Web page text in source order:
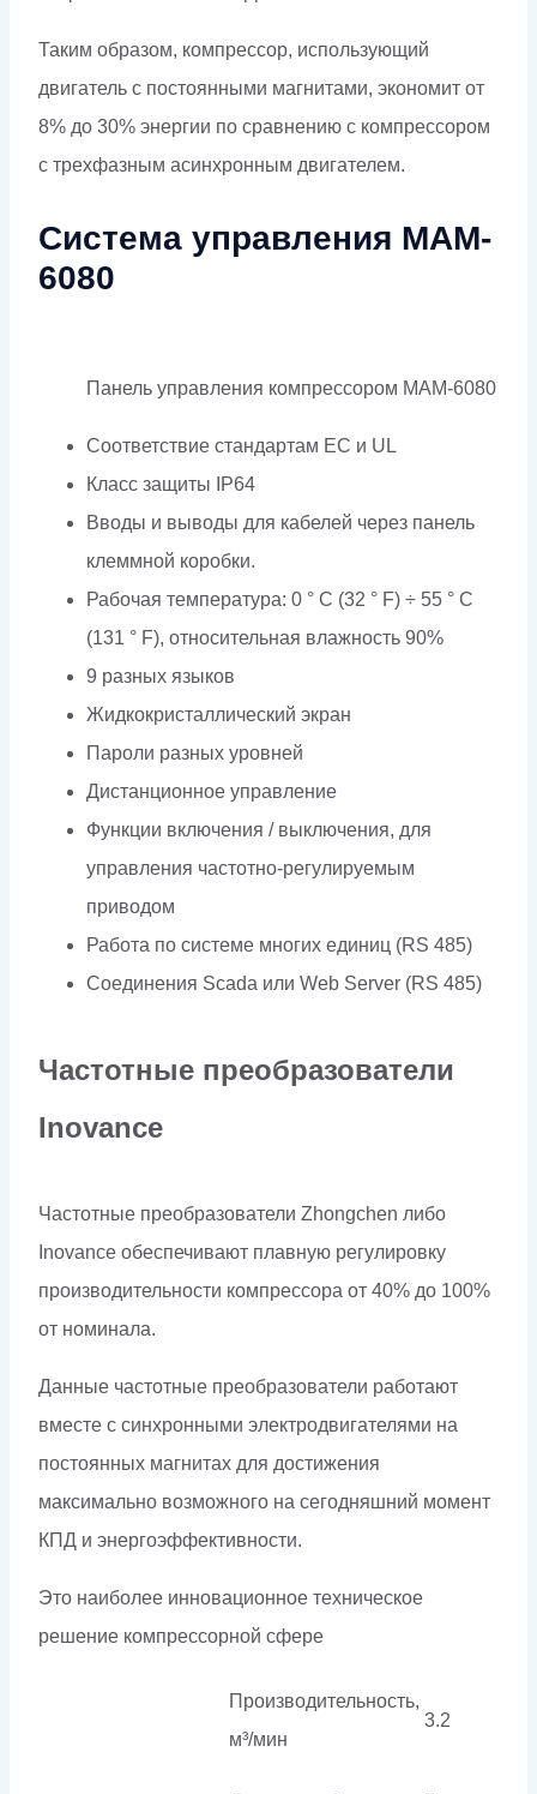
Таким образом, компрессор, использующий
двигатель с постоянными магнитами, экономит от
8% до 30% энергии по сравнению с компрессором
с трехфазным асинхронным двигателем.
Система управления MAM-
6080
Панель управления компрессором MAM-6080
Соответствие стандартам EC и UL
Класс защиты IP64
Вводы и выводы для кабелей через панель
клеммной коробки.
Рабочая температура: 0 ° C (32 ° F) ÷ 55 ° C
(131 ° F), относительная влажность 90%
9 разных языков
Жидкокристаллический экран
Пароли разных уровней
Дистанционное управление
Функции включения / выключения, для
управления частотно-регулируемым
приводом
Работа по системе многих единиц (RS 485)
Соединения Scada или Web Server (RS 485)
Частотные преобразователи
Inovance
Частотные преобразователи Zhongchen либо
Inovance обеспечивают плавную регулировку
производительности компрессора от 40% до 100%
от номинала.
Данные частотные преобразователи работают
вместе с синхронными электродвигателями на
постоянных магнитах для достижения
максимально возможного на сегодняшний момент
КПД и энергоэффективности.
Это наиболее инновационное техническое
решение компрессорной сфере
Производительность,
м³/мин
3.2